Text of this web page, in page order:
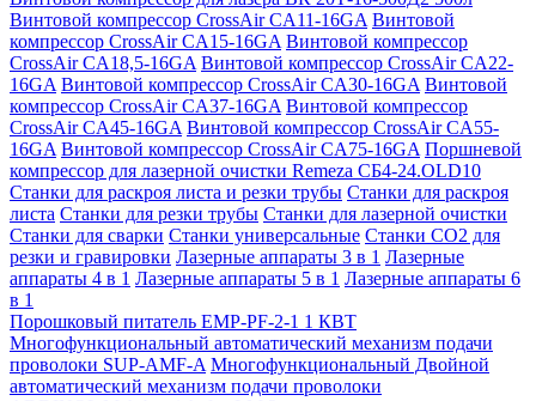
Винтовой компрессор CrossAir CA11-16GA Винтовой
компрессор CrossAir CA15-16GA Винтовой компрессор
CrossAir CA18,5-16GA Винтовой компрессор CrossAir CA22-
16GA Винтовой компрессор CrossAir CA30-16GA Винтовой
компрессор CrossAir CA37-16GA Винтовой компрессор
CrossAir CA45-16GA Винтовой компрессор CrossAir CA55-
16GA Винтовой компрессор CrossAir CA75-16GA Поршневой
компрессор для лазерной очистки Remeza СБ4-24.OLD10
Станки для раскроя листа и резки трубы Станки для раскроя
листа Станки для резки трубы Станки для лазерной очистки
Станки для сварки Станки универсальные Станки СО2 для
резки и гравировки Лазерные аппараты 3 в 1 Лазерные
аппараты 4 в 1 Лазерные аппараты 5 в 1 Лазерные аппараты 6
в 1
Порошковый питатель EMP-PF-2-1 1 КВТ
Многофункциональный автоматический механизм подачи
проволоки SUP-AMF-A Многофункциональный Двойной
автоматический механизм подачи проволоки